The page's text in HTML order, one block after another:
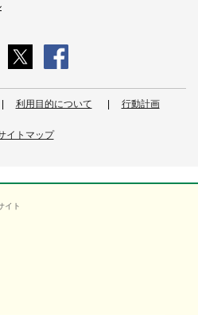
利用目的について 行動計画
イトマップ
イト